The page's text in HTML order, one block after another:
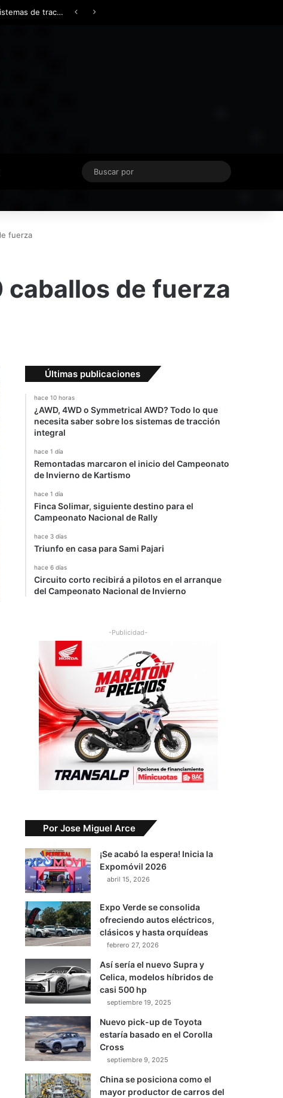
Buscar
fuerza
caballos de fuerza
Últimas publicaciones
hace 10 horas
¿AWD, 4WD o Symmetrical AWD? Todo lo que
necesita saber sobre los sistemas de tracción
integral
hace 1 día
Remontadas marcaron el inicio del Campeonato
de Invierno de Kartismo
hace 1 día
Finca Solimar, siguiente destino para el
Campeonato Nacional de Rally
hace 3 días
Triunfo en casa para Sami Pajari
hace 6 días
Circuito corto recibirá a pilotos en el arranque
del Campeonato Nacional de Invierno
-Publicidad-
Por Jose Miguel Arce
¡Se acabó la espera! Inicia la
Expomóvil 2026
abril 15, 2026
Expo Verde se consolida
ofreciendo autos eléctricos,
clásicos y hasta orquídeas
febrero 27, 2026
Así sería el nuevo Supra y
Celica, modelos híbridos de
casi 500 hp
septiembre 19, 2025
Nuevo pick-up de Toyota
estaría basado en el Corolla
Cross
septiembre 9, 2025
China se posiciona como el
mayor productor de carros del